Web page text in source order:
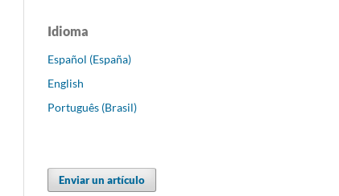
Idioma
Español (España)
English
Português (Brasil)
Enviar un artículo